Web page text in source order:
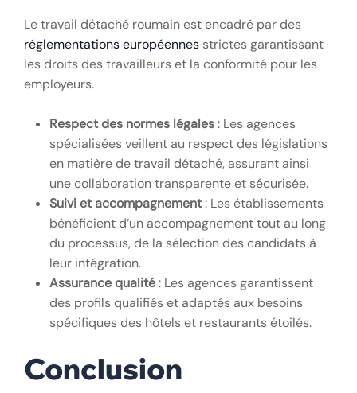
Le travail détaché roumain est encadré par des
réglementations européennes strictes garantissant
les droits des travailleurs et la conformité pour les
employeurs.
Respect des normes légales: Les agences
spécialisées veillent au respect des législations
en matière de travail détaché, assurant ainsi
une collaboration transparente et sécurisée.
Suivi et accompagnement: Les établissements
bénéficient d’un accompagnement tout au long
du processus, de la sélection des candidats à
leur intégration.
Assurance qualité: Les agences garantissent
des profils qualifiés et adaptés aux besoins
spécifiques des hôtels et restaurants étoilés.
Conclusion